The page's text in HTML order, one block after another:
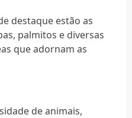
destaque estão as
palmitos e diversas
que adornam as
de animais,